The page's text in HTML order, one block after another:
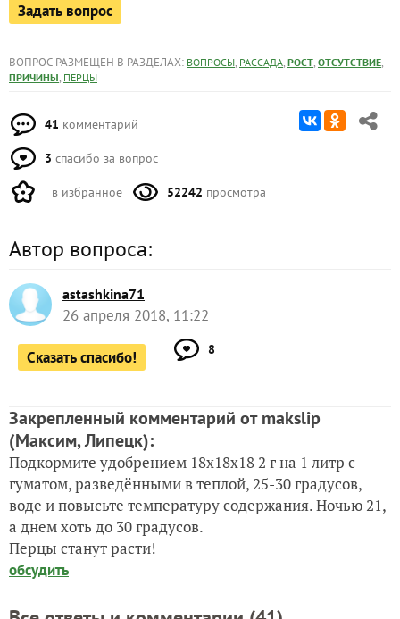
Задать вопрос
ВОПРОС РАЗМЕЩЕН В РАЗДЕЛАХ: ВОПРОСЫ, РАССАДА, РОСТ, ОТСУТСТВИЕ,
ПРИЧИНЫ, ПЕРЦЫ
41 комментарий
3 спасибо за вопрос
в избранное 52242 просмотра
Автор вопроса:
astashkina71
26 апреля 2018, 11:22
Сказать спасибо! 8
Закрепленный комментарий от makslip
(Максим, Липецк):
Подкормите удобрением 18х18х18 2 г на 1 литр с
гуматом, разведёнными в теплой, 25-30 градусов,
воде и повысьте температуру содержания. Ночью 21,
а днем хоть до 30 градусов.
Перцы станут расти!
обсудить